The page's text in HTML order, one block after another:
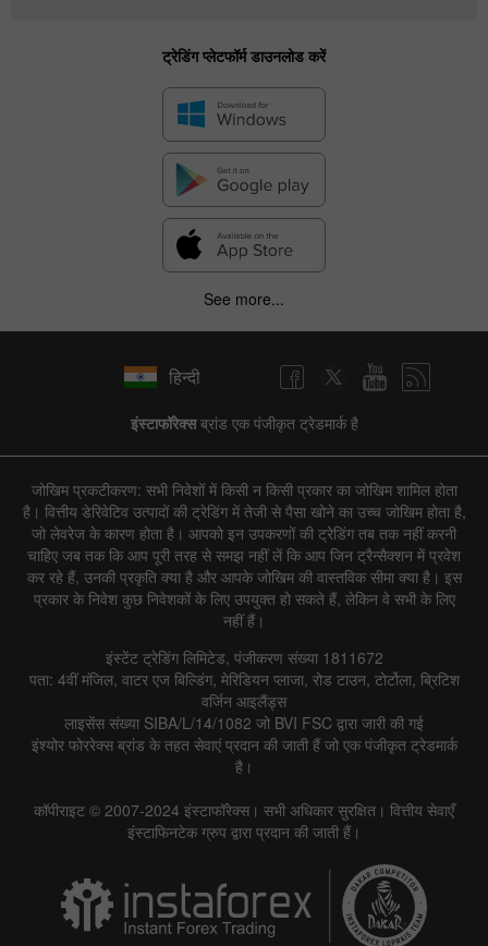
ट्रेडिंग प्लेटफॉर्म डाउनलोड करें
See more...
हिन्दी
इंस्टाफॉरेक्सब्रांड एक पंजीकृत ट्रेडमार्क है
जोखिम प्रकटीकरण: सभी निवेशों में किसी न किसी प्रकार का जोखिम शामिल होता
है। वित्तीय डेरिवेटिव उत्पादों की ट्रेडिंग में तेजी से पैसा खोने का उच्च जोखिम होता है,
जो लेवरेज के कारण होता है। आपको इन उपकरणों की ट्रेडिंग तब तक नहीं करनी
चाहिए जब तक कि आप पूरी तरह से समझ नहीं लें कि आप जिन ट्रैन्सैक्शन में प्रवेश
कर रहे हैं, उनकी प्रकृति क्या है और आपके जोखिम की वास्तविक सीमा क्या है। इस
प्रकार के निवेश कुछ निवेशकों के लिए उपयुक्त हो सकते हैं, लेकिन वे सभी के लिए
नहीं हैं।
इंस्टेंट ट्रेडिंग लिमिटेड, पंजीकरण संख्या 1811672
पता: 4वीं मंजिल, वाटर एज बिल्डिंग, मेरिडियन प्लाजा, रोड टाउन, टोर्टोला, ब्रिटिश
वर्जिन आइलैंड्स
लाइसेंस संख्या SIBA/L/14/1082 जो BVI FSC द्वारा जारी की गई
इंश्योर फोररेक्स ब्रांड के तहत सेवाएं प्रदान की जाती हैं जो एक पंजीकृत ट्रेडमार्क
है।
कॉपीराइट © 2007-2024 इंस्टाफॉरेक्स। सभी अधिकार सुरक्षित। वित्तीय सेवाएँ
इंस्टाफिनटेक ग्रुप द्वारा प्रदान की जाती हैं।